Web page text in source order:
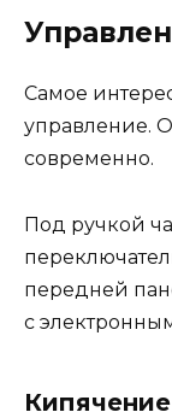
Самое
управление.
современно.
Под ручкой
передней
с
Кипячение